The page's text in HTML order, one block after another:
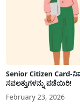
Senior Citizen Card-
ಸವಲತ್ತುಗಳನ್ನು ಪಡೆಯಿರಿ!
February 23, 2026